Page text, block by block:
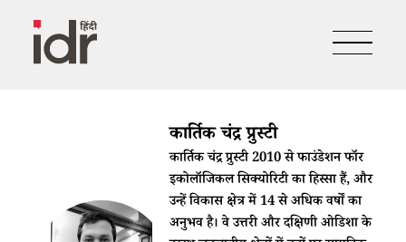
कार्तिक चंद्र प्रुस्टी
कार्तिक चंद्र प्रुस्टी 2010 से फाउंडेशन फॉर
इकोलॉजिकल सिक्योरिटी का हिस्सा हैं, और
उन्हें विकास क्षेत्र में 14 से अधिक वर्षों का
अनुभव है। वे उत्तरी और दक्षिणी ओडिशा के